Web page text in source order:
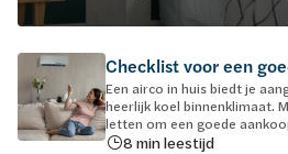
Checklist voor een
Een airco in huis biedt je
heerlijk koel binnenklimaat.
letten om een goede
8 min leestijd